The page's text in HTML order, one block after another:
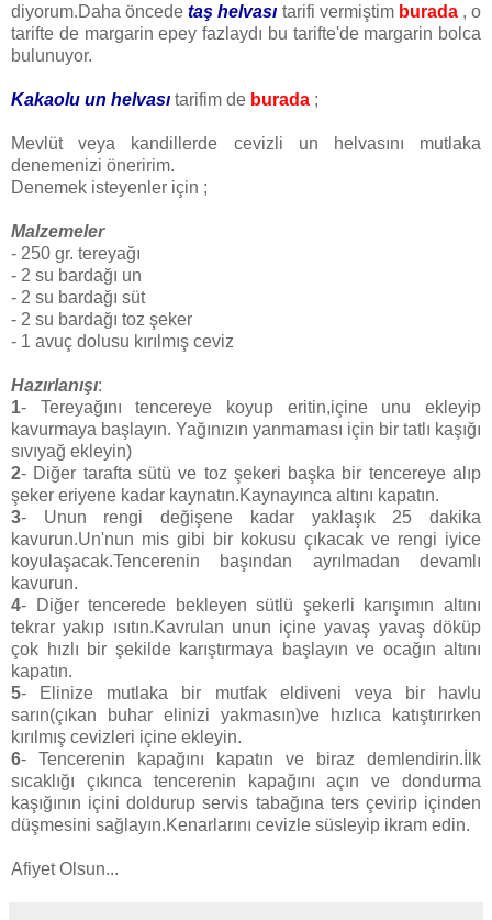
diyorum.Daha öncedetaş helvası tarifi vermiştim burada, o
tarifte de margarin epey fazlaydı bu tarifte'de margarin bolca
bulunuyor.
Kakaolu un helvası tarifim de burada ;
Mevlüt veya kandillerde cevizli un helvasını mutlaka
denemenizi öneririm.
Denemek isteyenler için ;
Malzemeler
- 250 gr. tereyağı
- 2 su bardağı un
- 2 su bardağı süt
- 2 su bardağı toz şeker
- 1 avuç dolusu kırılmış ceviz
Hazırlanışı:
1- Tereyağını tencereye koyup eritin,içine unu ekleyip
kavurmaya başlayın. Yağınızın yanmaması için bir tatlı kaşığı
sıvıyağ ekleyin)
2- Diğer tarafta sütü ve toz şekeri başka bir tencereye alıp
şeker eriyene kadar kaynatın.Kaynayınca altını kapatın.
3- Unun rengi değişene kadar yaklaşık 25 dakika
kavurun.Un'nun mis gibi bir kokusu çıkacak ve rengi iyice
koyulaşacak.Tencerenin başından ayrılmadan devamlı
kavurun.
4- Diğer tencerede bekleyen sütlü şekerli karışımın altını
tekrar yakıp ısıtın.Kavrulan unun içine yavaş yavaş döküp
çok hızlı bir şekilde karıştırmaya başlayın ve ocağın altını
kapatın.
5- Elinize mutlaka bir mutfak eldiveni veya bir havlu
sarın(çıkan buhar elinizi yakmasın)ve hızlıca katıştırırken
kırılmış cevizleri içine ekleyin.
6- Tencerenin kapağını kapatın ve biraz demlendirin.İlk
sıcaklığı çıkınca tencerenin kapağını açın ve dondurma
kaşığının içini doldurup servis tabağına ters çevirip içinden
düşmesini sağlayın.Kenarlarını cevizle süsleyip ikram edin.
Afiyet Olsun...